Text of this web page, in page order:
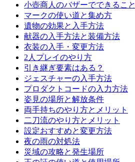
小壺商人のバザーでできること
マークの使い道と集め方
遺物の効果と入手方法
献器の入手方法と装備方法
衣装の入手・変更方法
2人プレイのやり方
引き継ぎ要素はある？
ジェスチャーの入手方法
プロダクトコードの入力方法
姿見の場所と解放条件
両手持ちのやり方とメリット
二刀流のやり方とメリット
設定おすすめと変更方法
夜の雨の対処法
災域の攻略と発生場所